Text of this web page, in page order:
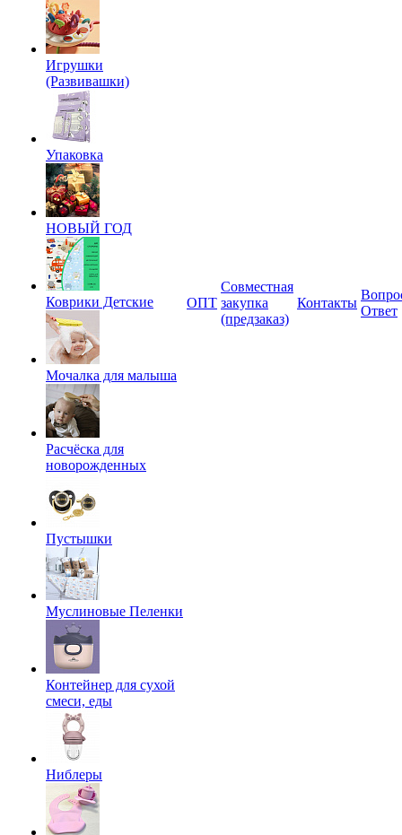
Игрушки
(Развивашки)
Упаковка
НОВЫЙ ГОД
Коврики Детские
Мочалка для малыша
Расчёска для
новорожденных
Пустышки
Муслиновые Пеленки
Контейнер для сухой
смеси, еды
Ниблеры
ОПТ
Совместная
закупка
(предзаказ)
Контакты
Ответ